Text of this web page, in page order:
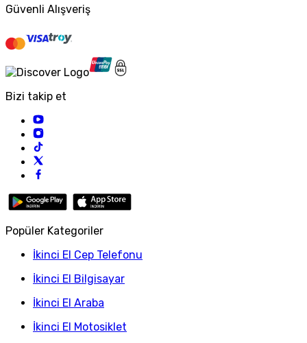
Güvenli Alışveriş
Bizi takip et
Popüler Kategoriler
İkinci El Cep Telefonu
İkinci El Bilgisayar
İkinci El Araba
İkinci El Motosiklet